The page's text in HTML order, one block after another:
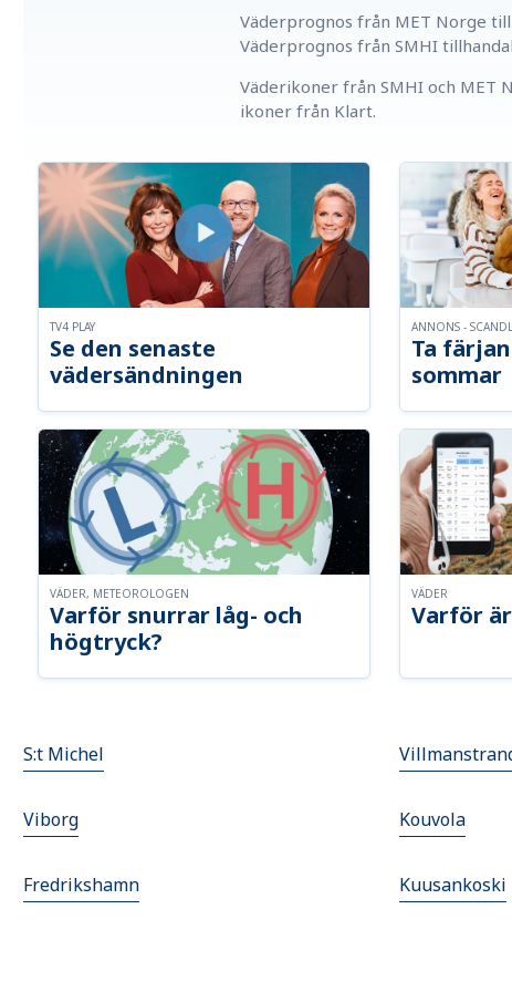
Väderprognos från MET Norge
Väderprognos från SMHI
Väderikoner från SMHI och MET
ikoner från Klart.
Se den senaste
vädersändningen
TV4 PLAY
Ta
sommar
ANNONS -
Varför snurrar låg- och
högtryck?
VÄDER, METEOROLOGEN
Varför
VÄDER
S:t Michel
Viborg Kouvola
Fredrikshamn Kuusankoski